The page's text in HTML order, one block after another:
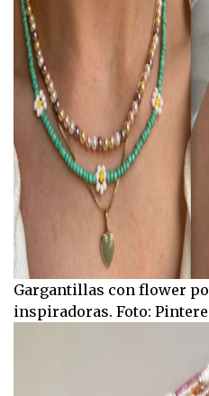
Gargantillas con flower
inspiradoras. Foto: